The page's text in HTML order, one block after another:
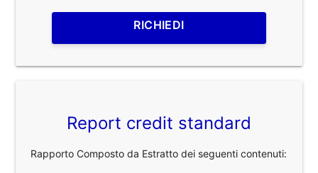
RICHIEDI
Report credit standard
Rapporto Composto da Estratto dei seguenti contenuti: